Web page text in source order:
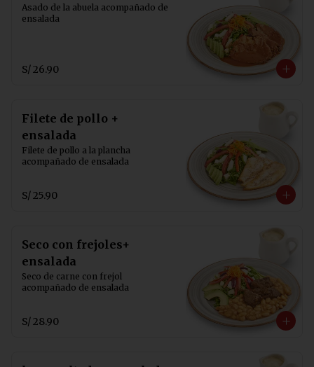
Asado de la abuela acompañado de
ensalada
S/ 26.90
Filete de pollo +
ensalada
Filete de pollo a la plancha
acompañado de ensalada
S/ 25.90
Seco con frejoles+
ensalada
Seco de carne con frejol
acompañado de ensalada
S/ 28.90